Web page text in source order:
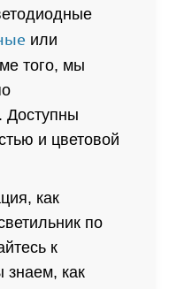
или
того, мы
Доступны
и цветовой
как
по
к
как